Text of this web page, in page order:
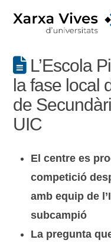
L’Escola
la fase local
de
UIC
El centre es
competició
amb equip de
subcampió
La pregunta